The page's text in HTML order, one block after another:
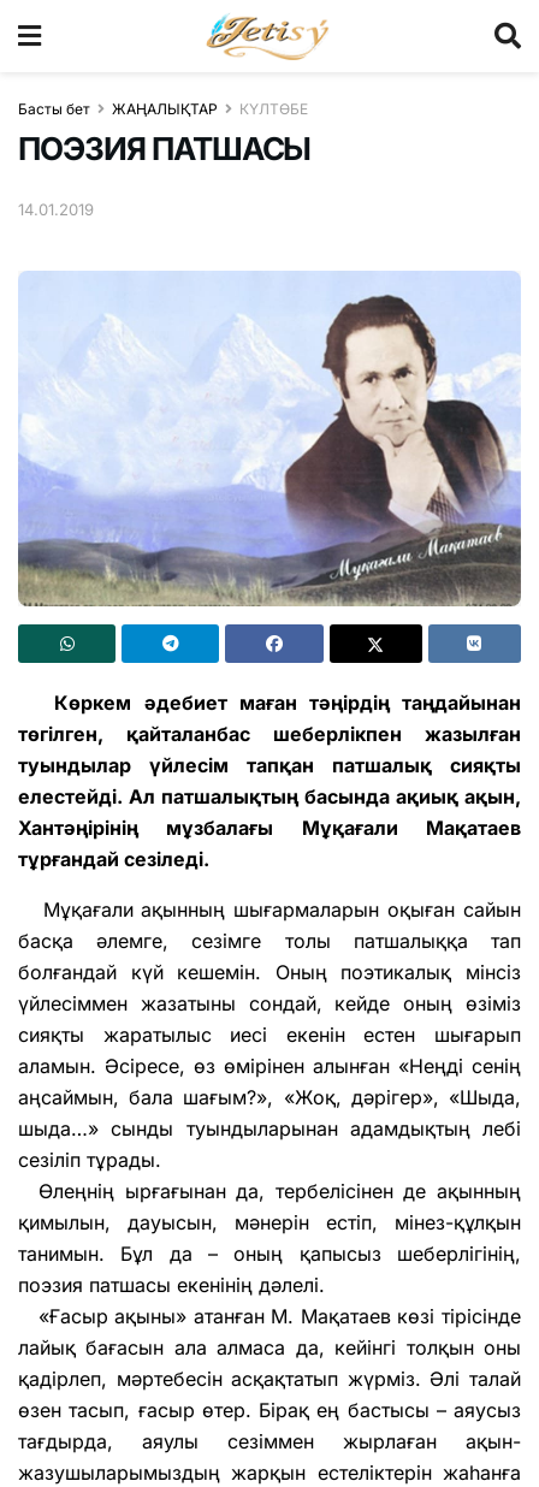
Басты бет ЖАҢАЛЫҚТАР КҮЛТӨБЕ
ПОЭЗИЯ ПАТШАСЫ
14.01.2019
Көркем әдебиет маған тәңірдің таңдайынан
төгілген, қайталанбас шеберлікпен жазылған
туындылар үйлесім тапқан патшалық сияқты
елестейді. Ал патшалықтың басында ақиық ақын,
Хантәңірінің мұзбалағы Мұқағали Мақатаев
тұрғандай сезіледі.
Мұқағали ақынның шығармаларын оқыған сайын
басқа әлемге, сезімге толы патшалыққа тап
болғандай күй кешемін. Оның поэтикалық мінсіз
үйлесіммен жазатыны сондай, кейде оның өзіміз
сияқты жаратылыс иесі екенін естен шығарып
аламын. Әсіресе, өз өмірінен алынған «Неңді сенің
аңсаймын, бала шағым?», «Жоқ, дәрігер», «Шыда,
шыда…» сынды туындыларынан адамдықтың лебі
сезіліп тұрады.
Өлеңнің ырғағынан да, тербелісінен де ақынның
қимылын, дауысын, мәнерін естіп, мінез-құлқын
танимын. Бұл да – оның қапысыз шеберлігінің,
поэзия патшасы екенінің дәлелі.
«Ғасыр ақыны» атанған М. Мақатаев көзі тірісінде
лайық бағасын ала алмаса да, кейінгі толқын оны
қадірлеп, мәртебесін асқақтатып жүрміз. Әлі талай
өзен тасып, ғасыр өтер. Бірақ ең бастысы – аяусыз
тағдырда, аяулы сезіммен жырлаған ақын-
жазушыларымыздың жарқын естеліктерін жаһанға